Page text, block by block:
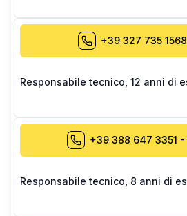
+39 327 735 1568
Responsabile tecnico 12 anni di
+39 388 647 3351 -
Responsabile tecnico 8 anni di